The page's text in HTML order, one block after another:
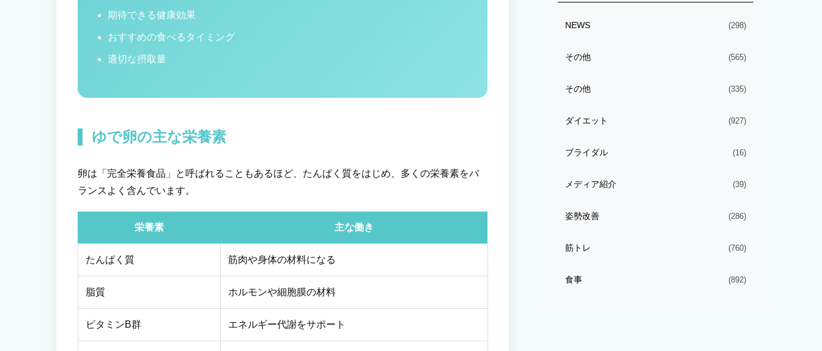
期待できる健康効果
おすすめの食べるタイミング
適切な摂取量
ゆで卵の主な栄養素
卵は「完全栄養食品」と呼ばれることもあるほど、たんぱく質をはじめ、多くの栄養素をバ
ランスよく含んでいます。
栄養素 主な働き
たんぱく質 筋肉や身体の材料になる
脂質 ホルモンや細胞膜の材料
ビタミンB群 エネルギー代謝をサポート
NEWS (298)
その他 (565)
その他 (335)
ダイエット (927)
ブライダル (16)
メディア紹介 (39)
姿勢改善 (286)
筋トレ (760)
食事 (892)